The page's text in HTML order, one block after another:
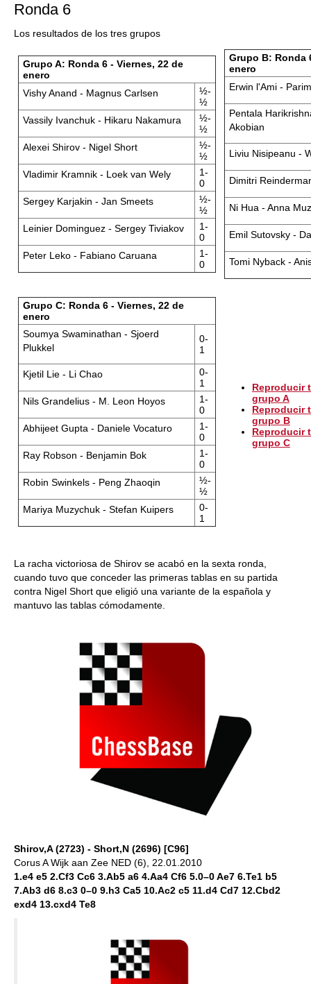
Ronda 6
Los resultados de los tres grupos
Grupo A: Ronda 6 - Viernes, 22 de
enero
Vishy Anand - Magnus Carlsen
½-
½
Vassily Ivanchuk - Hikaru Nakamura
½-
½
Alexei Shirov - Nigel Short
½-
½
Vladimir Kramnik - Loek van Wely
1-
0
Sergey Karjakin - Jan Smeets
½-
½
Leinier Dominguez - Sergey Tiviakov
1-
0
Peter Leko - Fabiano Caruana
1-
0
Grupo B: Ronda
enero
Erwin l'Ami -
Pentala
Akobian
Liviu Nisipeanu -
Dimitri
Ni Hua - Anna
Emil Sutovsky -
Tomi Nyback -
Grupo C: Ronda 6 - Viernes, 22 de
enero
Soumya Swaminathan - Sjoerd
Plukkel
0-
1
Kjetil Lie - Li Chao
0-
1
Nils Grandelius - M. Leon Hoyos
1-
0
Abhijeet Gupta - Daniele Vocaturo
1-
0
Ray Robson - Benjamin Bok
1-
0
Robin Swinkels - Peng Zhaoqin
½-
½
Mariya Muzychuk - Stefan Kuipers
0-
1
Reproducir
grupo A
Reproducir
grupo B
Reproducir
grupo C
La racha victoriosa de Shirov se acabó en la sexta ronda,
cuando tuvo que conceder las primeras tablas en su partida
contra Nigel Short que eligió una variante de la española y
mantuvo las tablas cómodamente.
Shirov,A (2723) - Short,N (2696) [C96]
Corus A Wijk aan Zee NED (6), 22.01.2010
1.e4 e5 2.Cf3 Cc6 3.Ab5 a6 4.Aa4 Cf6 5.0–0 Ae7 6.Te1 b5
7.Ab3 d6 8.c3 0–0 9.h3 Ca5 10.Ac2 c5 11.d4 Cd7 12.Cbd2
exd4 13.cxd4 Te8